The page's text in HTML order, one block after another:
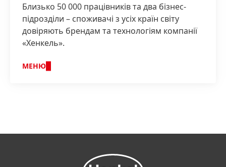
Близько 50 000 працівників та два бізнес-
підрозділи – споживачі з усіх країн світу
довіряють брендам та технологіям компанії
«Хенкель».
МЕНЮ